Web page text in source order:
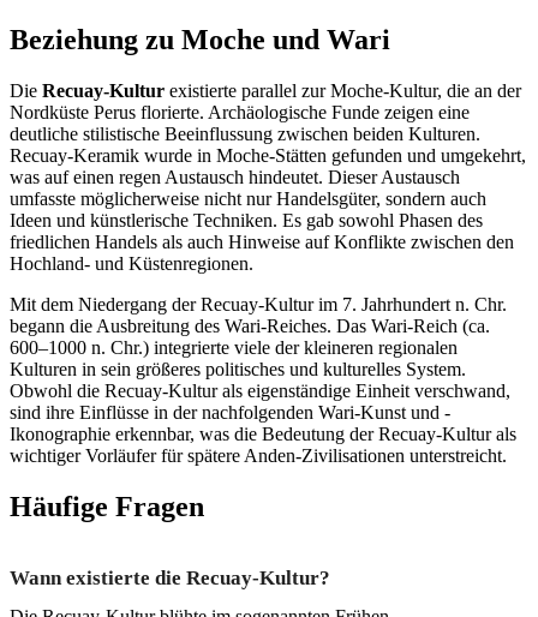
Beziehung zu Moche und Wari
Die Recuay-Kultur existierte parallel zur Moche-Kultur, die an der
Nordküste Perus florierte. Archäologische Funde zeigen eine
deutliche stilistische Beeinflussung zwischen beiden Kulturen.
Recuay-Keramik wurde in Moche-Stätten gefunden und umgekehrt,
was auf einen regen Austausch hindeutet. Dieser Austausch
umfasste möglicherweise nicht nur Handelsgüter, sondern auch
Ideen und künstlerische Techniken. Es gab sowohl Phasen des
friedlichen Handels als auch Hinweise auf Konflikte zwischen den
Hochland- und Küstenregionen.
Mit dem Niedergang der Recuay-Kultur im 7. Jahrhundert n. Chr.
begann die Ausbreitung des Wari-Reiches. Das Wari-Reich (ca.
600–1000 n. Chr.) integrierte viele der kleineren regionalen
Kulturen in sein größeres politisches und kulturelles System.
Obwohl die Recuay-Kultur als eigenständige Einheit verschwand,
sind ihre Einflüsse in der nachfolgenden Wari-Kunst und -
Ikonographie erkennbar, was die Bedeutung der Recuay-Kultur als
wichtiger Vorläufer für spätere Anden-Zivilisationen unterstreicht.
Häufige Fragen
Wann existierte die Recuay-Kultur?